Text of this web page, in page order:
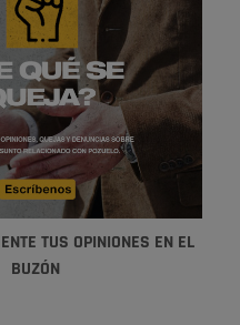
TUS OPINIONES EN EL
BUZÓN